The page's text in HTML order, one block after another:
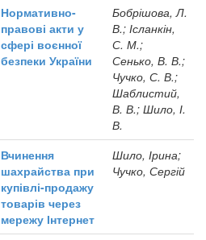
Нормативно-
правові акти у
сфері воєнної
безпеки України
Бобрішова, Л.
В.; Ісланкін,
С. М.;
Сенько, В. В.;
Чучко, С. В.;
Шаблистий,
В. В.; Шило, І.
В.
Вчинення
шахрайства при
купівлі-продажу
товарів через
мережу Інтернет
Шило, Ірина;
Чучко, Сергій